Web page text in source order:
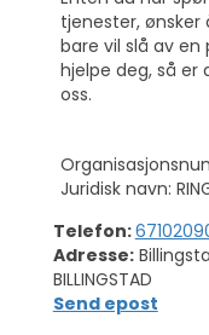
tjenester,
bare vil slå av
hjelpe deg, så
oss.
Juridisk navn:
Telefon:
Adresse:
BILLINGSTAD
Send epost